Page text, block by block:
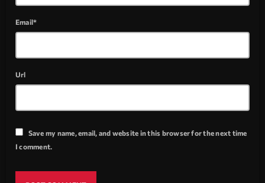
Email*
Url
Save my name, email, and website in this browser for the next time
I comment.